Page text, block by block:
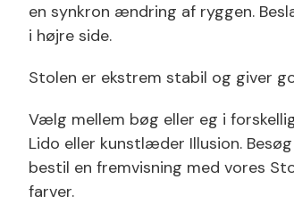
en synkron ændring af ryggen.
i højre side.
Stolen er ekstrem stabil og giver
Vælg mellem bøg eller eg i
Lido eller kunstlæder Illusion.
bestil en fremvisning med vores
farver.